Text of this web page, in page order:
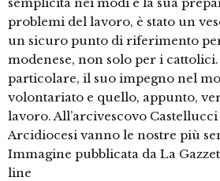
problemi del lavoro, è stato un
un sicuro punto di riferimento
modenese, non solo per i
particolare, il suo impegno nel
volontariato e quello, appunto,
lavoro. All’arcivescovo Castellucci
Arcidiocesi vanno le nostre più
Immagine pubblicata da La
line